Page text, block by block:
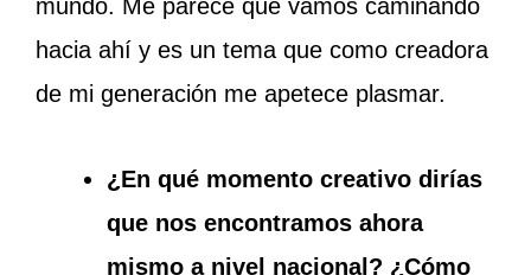
mundo. Me parece que vamos caminando
hacia ahí y es un tema que como creadora
de mi generación me apetece plasmar.
¿En qué momento creativo dirías
que nos encontramos ahora
mismo a nivel nacional? ¿Cómo